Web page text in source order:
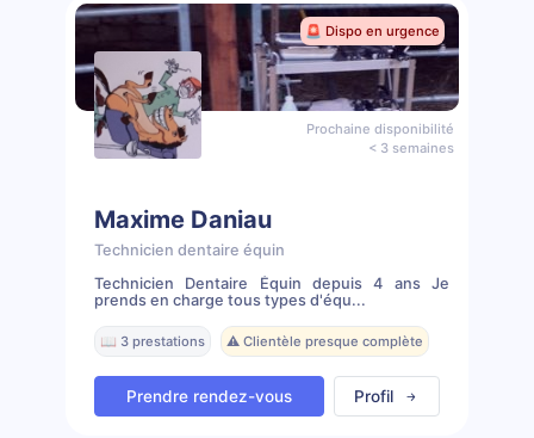
🚨 Dispo en urgence
Prochaine disponibilité
< 3 semaines
Maxime Daniau
Technicien dentaire équin
Technicien Dentaire Équin depuis 4 ans Je
prends en charge tous types d'équ...
📖 3 prestations ⚠️ Clientèle presque complète
Prendre rendez-vous Profil